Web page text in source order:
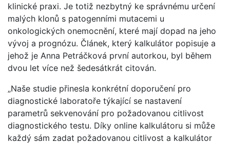
klinické praxi. Je totiž nezbytný ke správnému určení
malých klonů s patogenními mutacemi u
onkologických onemocnění, které mají dopad na jeho
vývoj a prognózu. Článek, který kalkulátor popisuje a
jehož je Anna Petráčková první autorkou, byl během
dvou let více než šedesátkrát citován.
„Naše studie přinesla konkrétní doporučení pro
diagnostické laboratoře týkající se nastavení
parametrů sekvenování pro požadovanou citlivost
diagnostického testu. Díky online kalkulátoru si může
každý sám zadat požadovanou citlivost a kalkulátor